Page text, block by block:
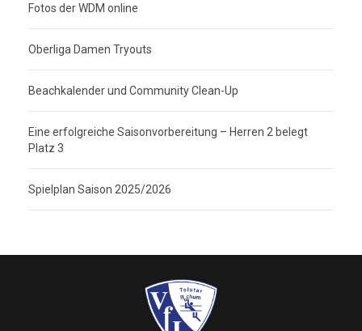
Fotos der WDM online
Oberliga Damen Tryouts
Beachkalender und Community Clean-Up
Eine erfolgreiche Saisonvorbereitung – Herren 2 belegt
Platz 3
Spielplan Saison 2025/2026